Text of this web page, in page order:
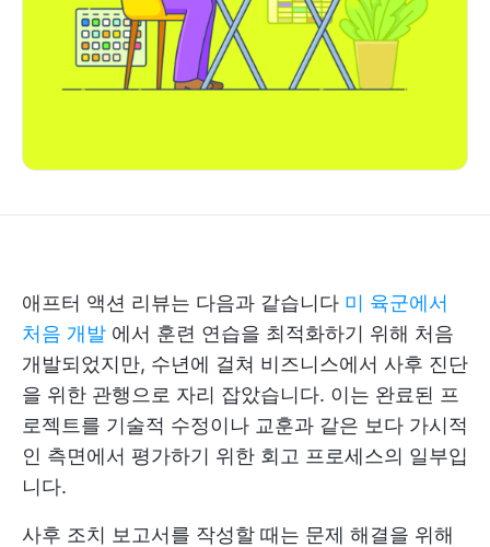
애프터 액션 리뷰는 다음과 같습니다 미 육군에서
처음 개발 에서 훈련 연습을 최적화하기 위해 처음
개발되었지만, 수년에 걸쳐 비즈니스에서 사후 진단
을 위한 관행으로 자리 잡았습니다. 이는 완료된 프
로젝트를 기술적 수정이나 교훈과 같은 보다 가시적
인 측면에서 평가하기 위한 회고 프로세스의 일부입
니다.
사후 조치 보고서를 작성할 때는 문제 해결을 위해